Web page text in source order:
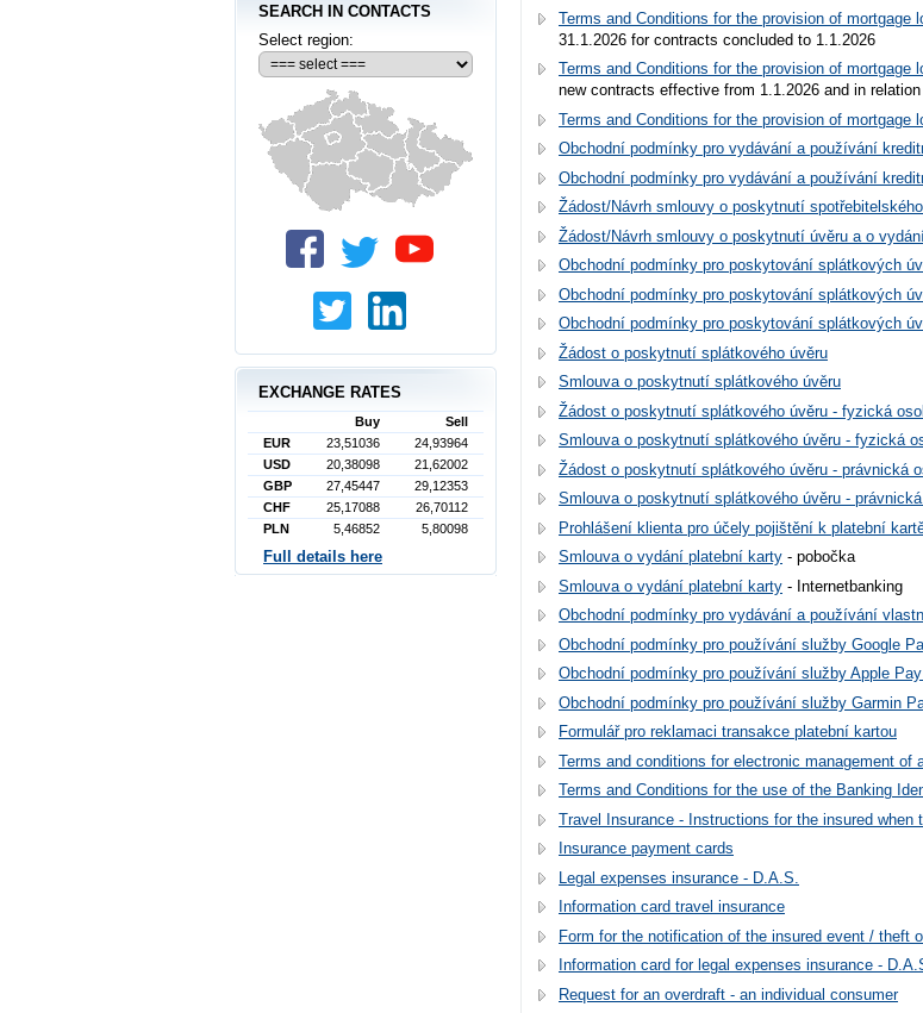
Terms and Conditions for the provision of mortgage
31.1.2026 for contracts concluded to 1.1.2026
Terms and Conditions for the provision of mortgage
new contracts effective from 1.1.2026 and in
Terms and Conditions for the provision of mortgage
Obchodní podmínky pro vydávání a používání
Obchodní podmínky pro vydávání a používání
Žádost/Návrh smlouvy o poskytnutí
Žádost/Návrh smlouvy o poskytnutí úvěru a o
Obchodní podmínky pro poskytování splátkových
Obchodní podmínky pro poskytování splátkových
Obchodní podmínky pro poskytování splátkových
Žádost o poskytnutí splátkového úvěru
Smlouva o poskytnutí splátkového úvěru
Žádost o poskytnutí splátkového úvěru - fyzická
Smlouva o poskytnutí splátkového úvěru - fyzická
Žádost o poskytnutí splátkového úvěru - právnická
Smlouva o poskytnutí splátkového úvěru -
Prohlášení klienta pro účely pojištění k platební
Smlouva o vydání platební karty - pobočka
Smlouva o vydání platební karty - Internetbanking
Obchodní podmínky pro vydávání a používání
Obchodní podmínky pro používání služby Google
Obchodní podmínky pro používání služby Apple
Obchodní podmínky pro používání služby Garmin
Formulář pro reklamaci transakce platební kartou
Terms and conditions for electronic management of
Terms and Conditions for the use of the Banking
Travel Insurance - Instructions for the insured when
Insurance payment cards
Legal expenses insurance - D.A.S.
Information card travel insurance
Form for the notification of the insured event / theft
Information card for legal expenses insurance -
Request for an overdraft - an individual consumer
SEARCH IN CONTACTS
Select region:
EXCHANGE RATES
Buy
Sell
EUR
23,51036
24,93964
USD
20,38098
21,62002
GBP
27,45447
29,12353
CHF
25,17088
26,70112
PLN
5,46852 5,80098
Full details here